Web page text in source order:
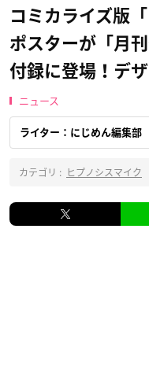
コミカライズ版
ポスターが「月
付録に登場！デ
ニュース
ライター：にじめん編集部
カテゴリ : ヒプノシスマイク